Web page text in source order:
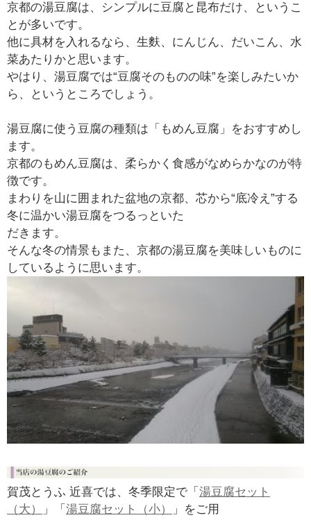
京都の湯豆腐は、シンプルに豆腐と昆布だけ、というこ
とが多いです。
他に具材を入れるなら、生麩、にんじん、だいこん、水
菜あたりかと思います。
やはり、湯豆腐では“豆腐そのものの味”を楽しみたいか
ら、というところでしょう。
湯豆腐に使う豆腐の種類は「もめん豆腐」をおすすめし
ます。
京都のもめん豆腐は、柔らかく食感がなめらかなのが特
徴です。
まわりを山に囲まれた盆地の京都、芯から“底冷え”する
冬に温かい湯豆腐をつるっといた
だきます。
そんな冬の情景もまた、京都の湯豆腐を美味しいものに
しているように思います。
賀茂とうふ 近喜では、冬季限定で「 湯豆腐セット
（大）
」「 湯豆腐セット（小）
」をご用